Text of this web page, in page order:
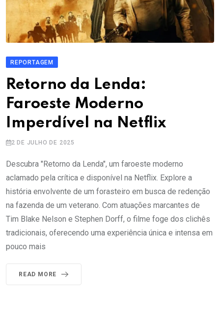
REPORTAGEM
Retorno da Lenda:
Faroeste Moderno
Imperdível na Netflix
2 DE JULHO DE 2025
Descubra "Retorno da Lenda", um faroeste moderno
aclamado pela crítica e disponível na Netflix. Explore a
história envolvente de um forasteiro em busca de redenção
na fazenda de um veterano. Com atuações marcantes de
Tim Blake Nelson e Stephen Dorff, o filme foge dos clichês
tradicionais, oferecendo uma experiência única e intensa em
pouco mais
READ MORE